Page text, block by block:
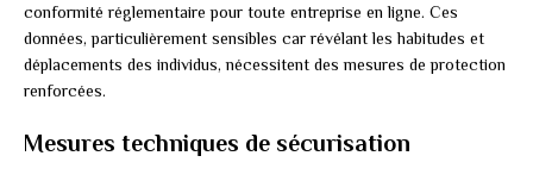
conformité réglementaire pour toute entreprise en ligne. Ces
données, particulièrement sensibles car révélant les habitudes et
déplacements des individus, nécessitent des mesures de protection
renforcées.
Mesures techniques de sécurisation